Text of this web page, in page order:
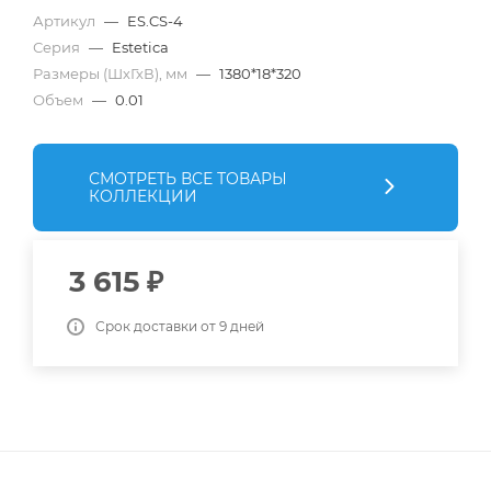
Артикул — ES.CS-4
Серия — Estetica
Размеры (ШхГхВ), мм — 1380*18*320
Объем — 0.01
СМОТРЕТЬ ВСЕ ТОВАРЫ
КОЛЛЕКЦИИ
3 615 ₽
Срок доставки от 9 дней